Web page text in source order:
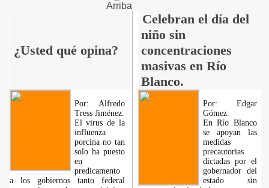
Arriba
¿Usted qué opina?
Celebran el día del
niño sin
concentraciones
masivas en Río
Blanco.
Por: Alfredo
Tress Jiménez.
El virus de la
influenza
porcina no tan
solo ha puesto
en
predicamento
a los gobiernos tanto federal
Por: Edgar
Gómez.
En Río Blanco
se apoyan las
medidas
precautorias
dictadas por el
gobernador del
estado sin